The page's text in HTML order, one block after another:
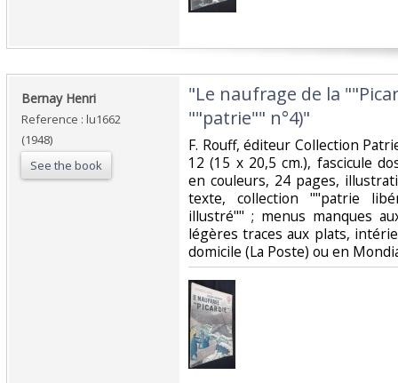
‎Bernay Henri‎
Reference : lu1662
(1948)
See the book
‎"Le naufrage de la
""patrie"" n°4)"‎
‎F. Rouff, éditeur Collection
12 (15 x 20,5 cm.), fascicule
en couleurs, 24 pages,
texte, collection ""patrie
illustré"" ; menus manques
légères traces aux plats,
domicile (La Poste) ou en